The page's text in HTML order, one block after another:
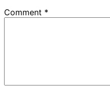
Comment *